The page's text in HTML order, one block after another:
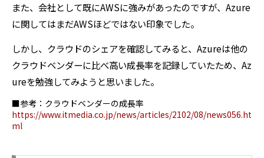
また、会社として既にAWSに強みがあったのですが、Azure
に関してはまだAWSほどではない印象でした。
しかし、クラウドのシェアを確認してみると、Azureは他の
クラウドベンダーに比べ高い成長率を記録していたため、Az
ureを勉強してみようと思いました。
■参考：クラウドベンダーの成長率
https://www.itmedia.co.jp/news/articles/2102/08/news056.ht
ml